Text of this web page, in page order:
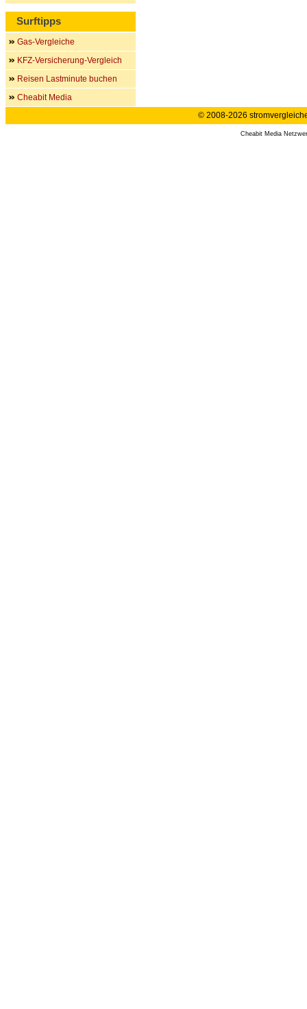
Surftipps
Gas-Vergleiche
KFZ-Versicherung-Vergleich
Reisen Lastminute buchen
Cheabit Media
© 2008-2026
Cheabit Media